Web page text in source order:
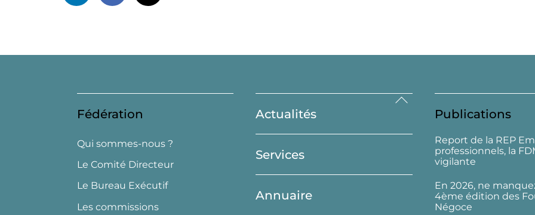
Back
Top
Fédération
Qui sommes-nous ?
Le Comité Directeur
Le Bureau Exécutif
Les commissions
Actualités
Services
Annuaire
Publications
Report de la REP
professionnels, la
vigilante
En 2026, ne
4ème édition des
Négoce